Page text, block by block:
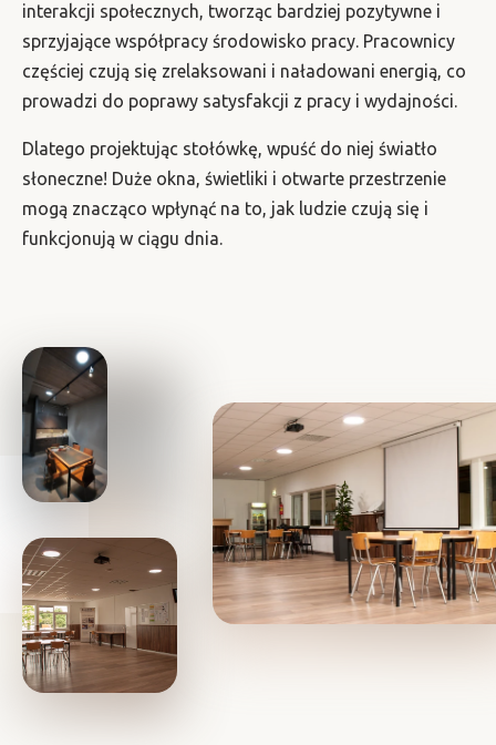
interakcji społecznych, tworząc bardziej pozytywne i
sprzyjające współpracy środowisko pracy. Pracownicy
częściej czują się zrelaksowani i naładowani energią, co
prowadzi do poprawy satysfakcji z pracy i wydajności.
Dlatego projektując stołówkę, wpuść do niej światło
słoneczne! Duże okna, świetliki i otwarte przestrzenie
mogą znacząco wpłynąć na to, jak ludzie czują się i
funkcjonują w ciągu dnia.